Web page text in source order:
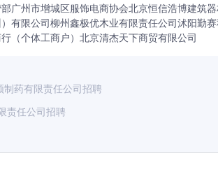
广州市增城区服饰电商协会北京恒信浩博建筑
有限公司柳州鑫极优木业有限责任公司沭阳勤
（个体工商户） 北京清杰天下商贸有限公司
制药有限责任公司招聘
责任公司招聘